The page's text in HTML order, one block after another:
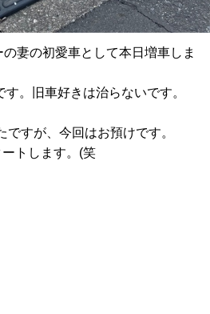
妻の初愛車として本日増車しま
。旧車好きは治らないです。
ですが、今回はお預けです。
トします。(笑